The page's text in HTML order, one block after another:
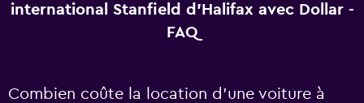
international Stanfield d'Halifax avec Dollar -
FAQ
Combien coûte la location d’une voiture à